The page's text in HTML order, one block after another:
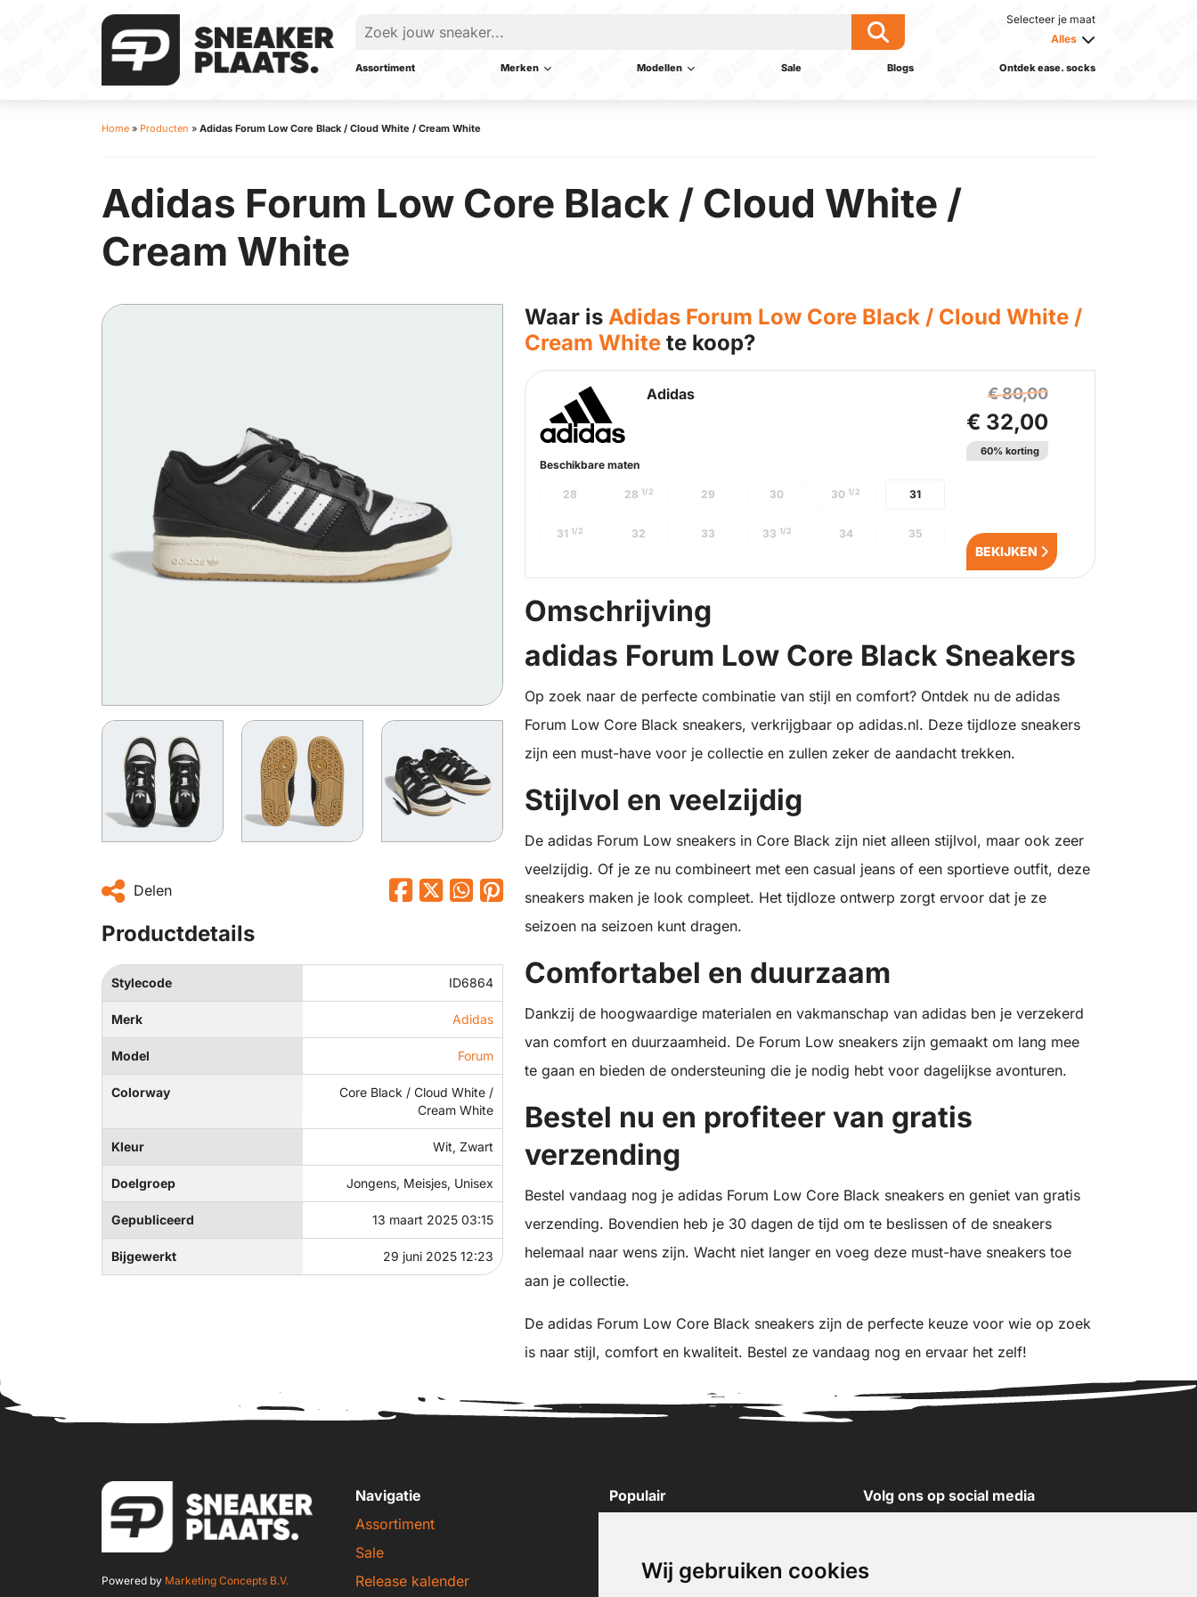
Wij gebruiken cookies
Selecteer je maat
Alles
Assortiment Merken Modellen Sale Blogs Ontdek ease. socks
Home » Producten » Adidas Forum Low Core Black / Cloud White / Cream White
Adidas Forum Low Core Black / Cloud White /
Cream White
Delen
Productdetails
Stylecode ID6864
Merk Adidas
Model Forum
Colorway
Core Black / Cloud White /
Cream White
Kleur Wit, Zwart
Doelgroep Jongens, Meisjes, Unisex
Gepubliceerd 13 maart 2025 03:15
Bijgewerkt 29 juni 2025 12:23
Waar is Adidas Forum Low Core Black / Cloud White /
Cream White te koop?
Adidas
Beschikbare maten
31
28 28 1/2 29 30 301/2
31 1/2 32 33 33 1/2 34 35
€ 80,00
€ 32,00
60% korting
BEKIJKEN
Omschrijving
adidas Forum Low Core Black Sneakers
Op zoek naar de perfecte combinatie van stijl en comfort? Ontdek nu de adidas
Forum Low Core Black sneakers, verkrijgbaar op adidas.nl. Deze tijdloze sneakers
zijn een must-have voor je collectie en zullen zeker de aandacht trekken.
Stijlvol en veelzijdig
De adidas Forum Low sneakers in Core Black zijn niet alleen stijlvol, maar ook zeer
veelzijdig. Of je ze nu combineert met een casual jeans of een sportieve outfit, deze
sneakers maken je look compleet. Het tijdloze ontwerp zorgt ervoor dat je ze
seizoen na seizoen kunt dragen.
Comfortabel en duurzaam
Dankzij de hoogwaardige materialen en vakmanschap van adidas ben je verzekerd
van comfort en duurzaamheid. De Forum Low sneakers zijn gemaakt om lang mee
te gaan en bieden de ondersteuning die je nodig hebt voor dagelijkse avonturen.
Bestel nu en profiteer van gratis
verzending
Bestel vandaag nog je adidas Forum Low Core Black sneakers en geniet van gratis
verzending. Bovendien heb je 30 dagen de tijd om te beslissen of de sneakers
helemaal naar wens zijn. Wacht niet langer en voeg deze must-have sneakers toe
aan je collectie.
De adidas Forum Low Core Black sneakers zijn de perfecte keuze voor wie op zoek
is naar stijl, comfort en kwaliteit. Bestel ze vandaag nog en ervaar het zelf!
Powered by Marketing Concepts B.V.
Navigatie
Assortiment
Sale
Release kalender
Populair
New Balance sneakers
Volg ons op social media